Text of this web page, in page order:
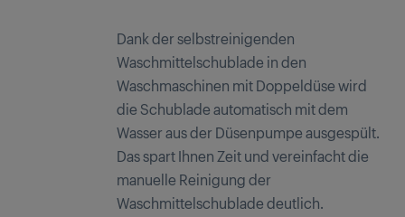
Dank der selbstreinigenden
Waschmittelschublade in den
Waschmaschinen mit Doppeldüse wird
die Schublade automatisch mit dem
Wasser aus der Düsenpumpe ausgespült.
Das spart Ihnen Zeit und vereinfacht die
manuelle Reinigung der
Waschmittelschublade deutlich.